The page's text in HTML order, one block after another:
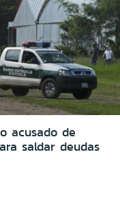
acusado de
saldar deudas